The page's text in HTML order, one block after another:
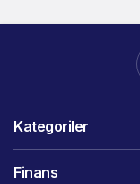
Kategoriler
Finans